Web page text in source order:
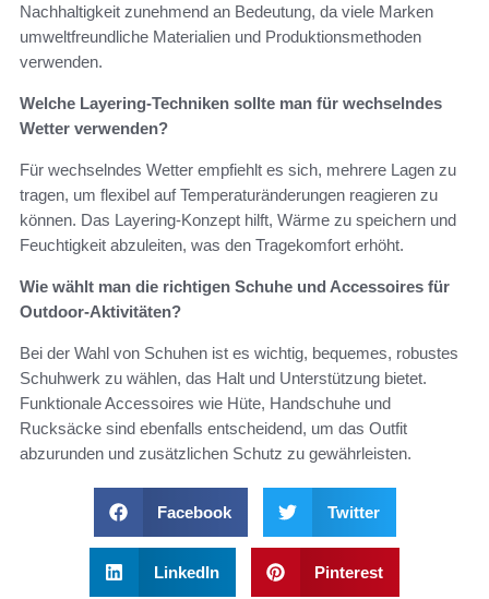
Nachhaltigkeit zunehmend an Bedeutung, da viele Marken
umweltfreundliche Materialien und Produktionsmethoden
verwenden.
Welche Layering-Techniken sollte man für wechselndes
Wetter verwenden?
Für wechselndes Wetter empfiehlt es sich, mehrere Lagen zu
tragen, um flexibel auf Temperaturänderungen reagieren zu
können. Das Layering-Konzept hilft, Wärme zu speichern und
Feuchtigkeit abzuleiten, was den Tragekomfort erhöht.
Wie wählt man die richtigen Schuhe und Accessoires für
Outdoor-Aktivitäten?
Bei der Wahl von Schuhen ist es wichtig, bequemes, robustes
Schuhwerk zu wählen, das Halt und Unterstützung bietet.
Funktionale Accessoires wie Hüte, Handschuhe und
Rucksäcke sind ebenfalls entscheidend, um das Outfit
abzurunden und zusätzlichen Schutz zu gewährleisten.
Facebook Twitter
LinkedIn Pinterest